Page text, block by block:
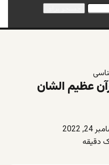
عظیم الشان
2022
دقیقه